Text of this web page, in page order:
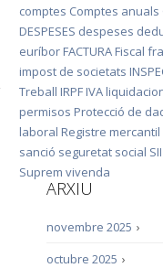
comptes Comptes anuals
DESPESES despeses
euríbor FACTURA Fiscal
impost de societats
Treball IRPF IVA
permisos Protecció de
laboral Registre mercantil
sanció seguretat social SII
Suprem vivenda
ARXIU
›
novembre 2025
›
octubre 2025